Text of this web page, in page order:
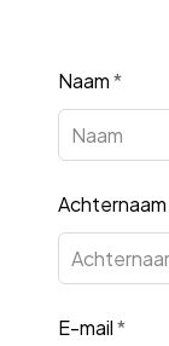
Leave
field
blank
Naam *
Achternaam
E-mail *